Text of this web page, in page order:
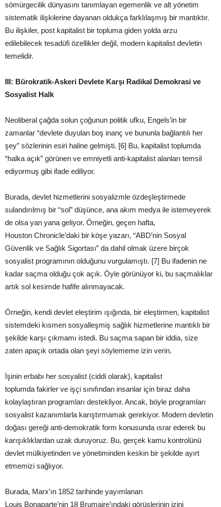
sömürgecilik dünyasını tanımlayan egemenlik ve alt yönetim
sistematik ilişkilerine dayanan oldukça farklılaşmış bir mantıktır.
Bu ilişkiler, post kapitalist bir topluma giden yolda arzu
edilebilecek tesadüfi özellikler değil, modern kapitalist devletin
temelidir.
III: Bürokratik-Askeri Devlete Karşı Radikal Demokrasi ve
Sosyalist Halk
Neoliberal çağda solun çoğunun politik ufku, Engels’in bir
zamanlar “devlete duyulan boş inanç ve bununla bağlantılı her
şey” sözlerinin esiri haline gelmişti. [6] Bu, kapitalist toplumda
“halka açık” görünen ve emniyetli anti-kapitalist alanları temsil
ediyormuş gibi ifade ediliyor.
Burada, devlet hizmetlerini sosyalizmle özdeşleştirmede
sulandırılmış bir “sol” düşünce, ana akım medya ile istemeyerek
de olsa yan yana geliyor. Örneğin, geçen hafta,
Houston Chronicle’daki bir köşe yazarı, “ABD’nin Sosyal
Güvenlik ve Sağlık Sigortası” da dahil olmak üzere birçok
sosyalist programının olduğunu vurgulamıştı. [7] Bu ifadenin ne
kadar saçma olduğu çok açık. Öyle görünüyor ki, bu saçmalıklar
artık sol kesimde hafife alınmayacak.
Örneğin, kendi devlet eleştirim ışığında, bir eleştirmen, kapitalist
sistemdeki kısmen sosyalleşmiş sağlık hizmetlerine mantıklı bir
şekilde karşı çıkmamı istedi. Bu saçma sapan bir iddia, size
zaten apaçık ortada olan şeyi söylememe izin verin.
İşinin erbabı her sosyalist (ciddi olarak), kapitalist
toplumda fakirler ve işçi sınıfından insanlar için biraz daha
kolaylaştıran programları destekliyor. Ancak, böyle programları
sosyalist kazanımlarla karıştırmamak gerekiyor. Modern devletin
doğası gereği anti-demokratik form konusunda ısrar ederek bu
karışıklıklardan uzak duruyoruz. Bu, gerçek kamu kontrolünü
devlet mülkiyetinden ve yönetiminden keskin bir şekilde ayırt
etmemizi sağlıyor.
Burada, Marx’ın 1852 tarihinde yayımlanan
Louis Bonaparte’nin 18 Brumaire’ındaki görüşlerinin izini